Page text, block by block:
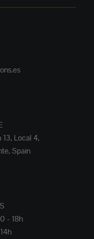
Local 4,
Spain
- 18h